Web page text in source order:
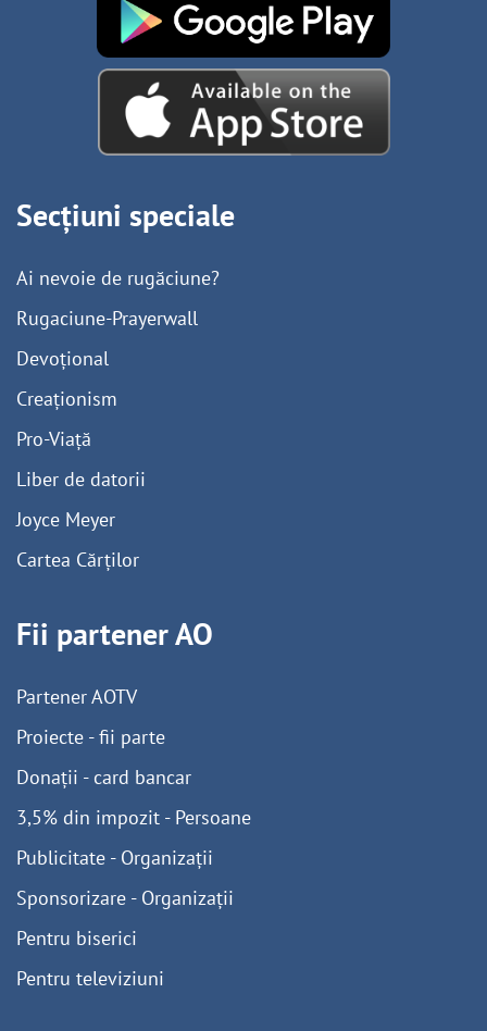
Secțiuni speciale
Ai nevoie de rugăciune?
Rugaciune-Prayerwall
Devoțional
Creaționism
Pro-Viață
Liber de datorii
Joyce Meyer
Cartea Cărților
Fii partener AO
Partener AOTV
Proiecte - fii parte
Donații - card bancar
3,5% din impozit - Persoane
Publicitate - Organizații
Sponsorizare - Organizații
Pentru biserici
Pentru televiziuni